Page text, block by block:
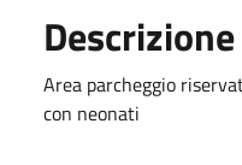
Descrizione
Area parcheggio
con neonati